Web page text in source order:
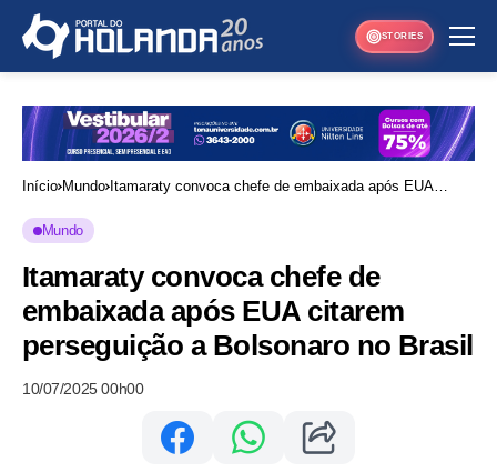
STORIES
Início Mundo Itamaraty convoca chefe de embaixada após EUA
Mundo
Itamaraty convoca chefe de
embaixada após EUA citarem
perseguição a Bolsonaro no Brasil
10/07/2025 00h00